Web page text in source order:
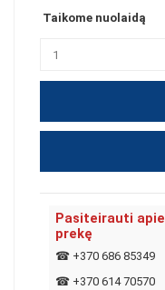
Taikome nuolaidą
Pasiteirauti apie
prekę
☎ +370 686 85349
☎ +370 614 70570